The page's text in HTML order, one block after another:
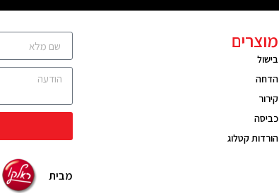
מוצרים
בישול
הדחה
קירור
כביסה
הורדות קטלוג
מבית